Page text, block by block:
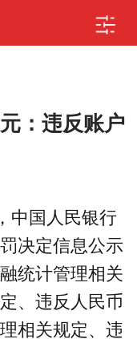
：违反账户
中国人民银行
决定信息公示
统计管理相关
、违反人民币
相关规定、违